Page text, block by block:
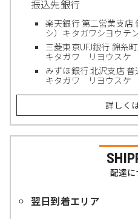
振込先銀行
楽天銀行 第二営業支店
シ）キタガワシヨウテ
三菱東京UFJ銀行 錦糸
キタガワ リヨウスケ
みずほ銀行 北沢支店 普
キタガワ リヨウスケ
詳しく
配達に
翌日到着エリア